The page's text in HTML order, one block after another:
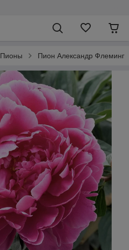
Пионы Пион Александр Флеминг